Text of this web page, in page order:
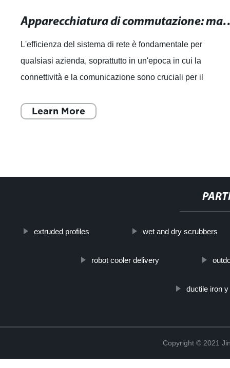
Apparecchiatura di
L'efficienza del sistema di rete è fondamentale per
qualsiasi azienda, soprattutto in un'epoca in cui la
connettività e la comunicazione sono cruciali per il
Learn More
extruded profiles wet and dry scrubbers
robot cooler delivery
ductile iron
Copyright © 2021